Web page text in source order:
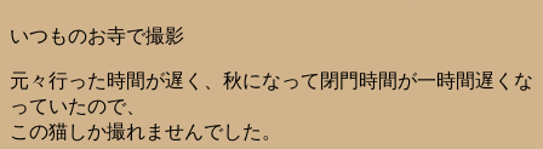
いつものお寺で撮影
元々行った時間が遅く、秋になって閉門時間が一時間遅くな
っていたので、
この猫しか撮れませんでした。